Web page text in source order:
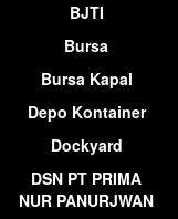
BJTI
Bursa
Bursa Kapal
Depo Kontainer
Dockyard
DSN PT PRIMA
NUR PANURJWAN